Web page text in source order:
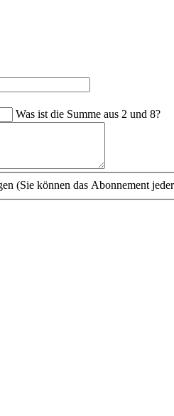
Was ist die Summe aus 2 und 8?
(Sie können das Abonnement